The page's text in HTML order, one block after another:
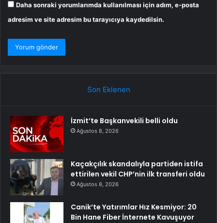
Daha sonraki yorumlarımda kullanılması için adım, e-posta
adresim ve site adresim bu tarayıcıya kaydedilsin.
Son Eklenen
İzmit’te Başkanvekili belli oldu
Ağustos 8, 2026
Kaçakçılık skandalıyla partiden istifa
ettirilen vekil CHP’nin ilk transferi oldu
Ağustos 8, 2026
Canik’te Yatırımlar Hız Kesmiyor: 20
Bin Hane Fiber İnternete Kavuşuyor